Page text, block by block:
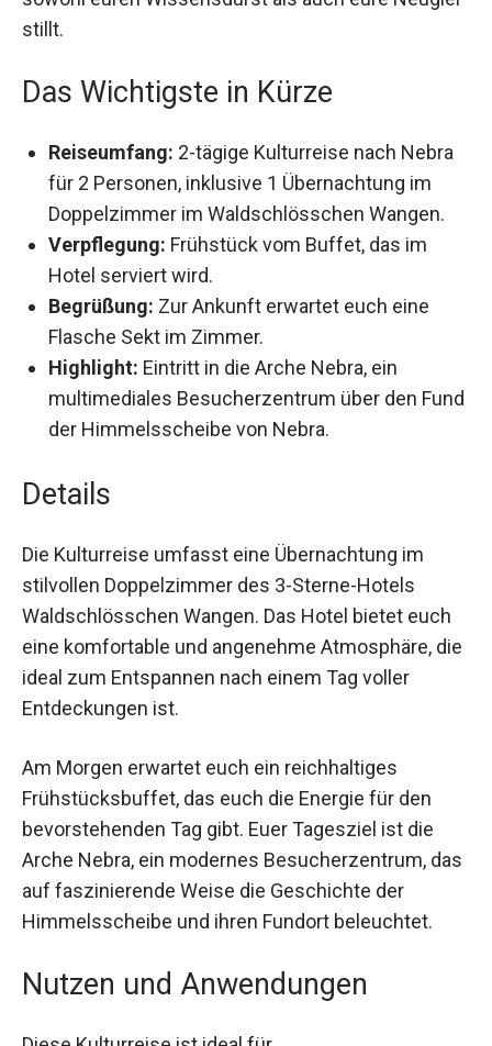
das sowohl euren Wissensdurst als auch eure
Das Wichtigste in Kürze
Reiseumfang:
2-tägige Kulturreise nach Nebra
für 2 Personen, inklusive 1 Übernachtung im
Doppelzimmer im Waldschlösschen Wangen.
Verpflegung: Frühstück vom Buffet, das im
Hotel serviert wird.
Begrüßung: Zur Ankunft erwartet euch eine
Flasche Sekt im Zimmer.
Highlight: Eintritt in die Arche Nebra, ein
multimediales Besucherzentrum über den
Details
Die Kulturreise umfasst eine Übernachtung im
stilvollen Doppelzimmer des 3-Sterne-Hotels
Waldschlösschen Wangen. Das Hotel bietet euch
eine komfortable und angenehme Atmosphäre,
die ideal zum Entspannen nach einem Tag voller
Am Morgen erwartet euch ein reichhaltiges
Frühstücksbuffet, das euch die Energie für den
bevorstehenden Tag gibt. Euer Tagesziel ist die
Arche Nebra, ein modernes Besucherzentrum,
das auf faszinierende Weise die Geschichte der
Nutzen und Anwendungen